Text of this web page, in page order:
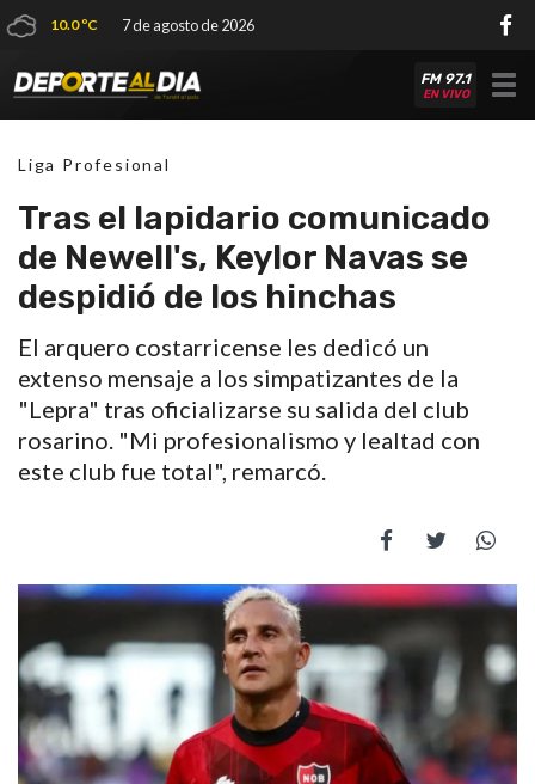
10.0 ºC 7 de agosto de 2026
FM 97.1
EN VIVO
Liga Profesional
Tras el lapidario comunicado
de Newell's, Keylor Navas se
despidió de los hinchas
El arquero costarricense les dedicó un
extenso mensaje a los simpatizantes de la
"Lepra" tras oficializarse su salida del club
rosarino. "Mi profesionalismo y lealtad con
este club fue total", remarcó.